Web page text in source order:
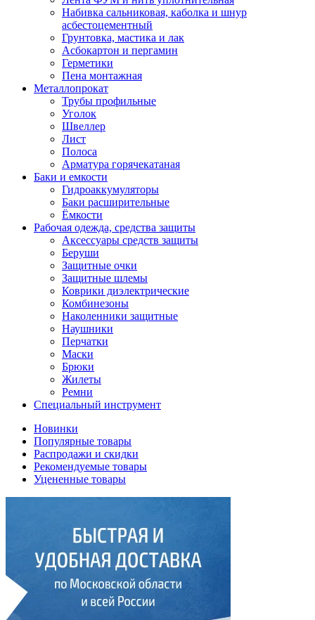
Набивка сальниковая, каболка и шнур
асбестоцементный
Грунтовка, мастика и лак
Асбокартон и пергамин
Герметики
Пена монтажная
Металлопрокат
Трубы профильные
Уголок
Швеллер
Лист
Полоса
Арматура горячекатаная
Баки и емкости
Гидроаккумуляторы
Баки расширительные
Ёмкости
Рабочая одежда, средства защиты
Аксессуары средств защиты
Беруши
Защитные очки
Защитные шлемы
Коврики диэлектрические
Комбинезоны
Наколенники защитные
Наушники
Перчатки
Маски
Брюки
Жилеты
Ремни
Специальный инструмент
Новинки
Популярные товары
Распродажи и скидки
Рекомендуемые товары
Уцененные товары